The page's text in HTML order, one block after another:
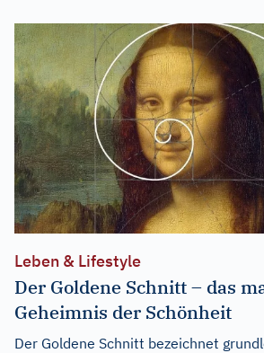
Leben & Lifestyle
Der Goldene Schnitt – das
Geheimnis der Schönheit
Der Goldene Schnitt bezeichnet